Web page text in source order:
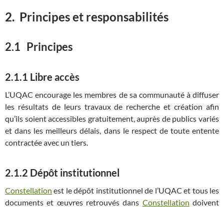
2. Principes et responsabilités
2.1 Principes
2.1.1 Libre accès
L’UQAC encourage les membres de sa communauté à diffuser
les résultats de leurs travaux de recherche et création afin
qu’ils soient accessibles gratuitement, auprès de publics variés
et dans les meilleurs délais, dans le respect de toute entente
contractée avec un tiers.
2.1.2 Dépôt institutionnel
Constellation est le dépôt institutionnel de l’UQAC et tous les
documents et œuvres retrouvés dans Constellation doivent